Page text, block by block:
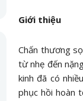
Giới thiệu
Chấn thương
từ nhẹ đến
kinh đã có
phục hồi hoàn